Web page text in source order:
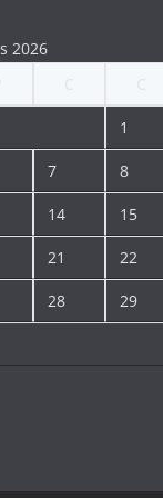
2026
1
7 8
14 15
21 22
28 29